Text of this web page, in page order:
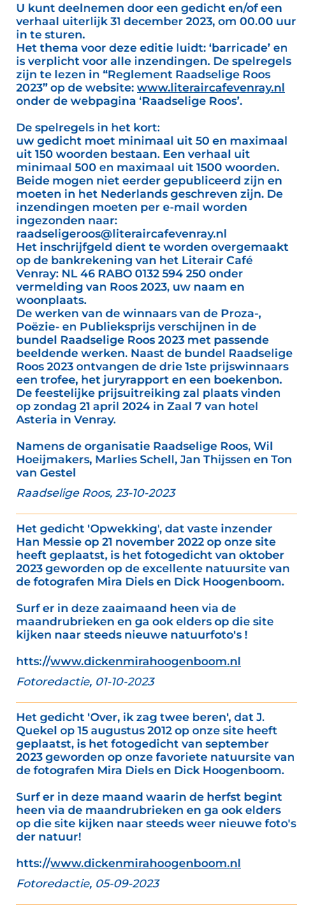
U kunt deelnemen door een gedicht en/of een
verhaal uiterlijk 31 december 2023, om 00.00 uur
in te sturen.
Het thema voor deze editie luidt: ‘barricade’ en
is verplicht voor alle inzendingen. De spelregels
zijn te lezen in “Reglement Raadselige Roos
2023” op de website: www.literaircafevenray.nl
onder de webpagina ‘Raadselige Roos’.
De spelregels in het kort:
uw gedicht moet minimaal uit 50 en maximaal
uit 150 woorden bestaan. Een verhaal uit
minimaal 500 en maximaal uit 1500 woorden.
Beide mogen niet eerder gepubliceerd zijn en
moeten in het Nederlands geschreven zijn. De
inzendingen moeten per e-mail worden
ingezonden naar:
raadseligeroos@literaircafevenray.nl
Het inschrijfgeld dient te worden overgemaakt
op de bankrekening van het Literair Café
Venray: NL 46 RABO 0132 594 250 onder
vermelding van Roos 2023, uw naam en
woonplaats.
De werken van de winnaars van de Proza-,
Poëzie- en Publieksprijs verschijnen in de
bundel Raadselige Roos 2023 met passende
beeldende werken. Naast de bundel Raadselige
Roos 2023 ontvangen de drie 1ste prijswinnaars
een trofee, het juryrapport en een boekenbon.
De feestelijke prijsuitreiking zal plaats vinden
op zondag 21 april 2024 in Zaal 7 van hotel
Asteria in Venray.
Namens de organisatie Raadselige Roos, Wil
Hoeijmakers, Marlies Schell, Jan Thijssen en Ton
van Gestel
Raadselige Roos, 23-10-2023
Het gedicht 'Opwekking', dat vaste inzender
Han Messie op 21 november 2022 op onze site
heeft geplaatst, is het fotogedicht van oktober
2023 geworden op de excellente natuursite van
de fotografen Mira Diels en Dick Hoogenboom.
Surf er in deze zaaimaand heen via de
maandrubrieken en ga ook elders op die site
kijken naar steeds nieuwe natuurfoto's !
htts://www.dickenmirahoogenboom.nl
Fotoredactie, 01-10-2023
Het gedicht 'Over, ik zag twee beren', dat J.
Quekel op 15 augustus 2012 op onze site heeft
geplaatst, is het fotogedicht van september
2023 geworden op onze favoriete natuursite van
de fotografen Mira Diels en Dick Hoogenboom.
Surf er in deze maand waarin de herfst begint
heen via de maandrubrieken en ga ook elders
op die site kijken naar steeds weer nieuwe foto's
der natuur!
htts://www.dickenmirahoogenboom.nl
Fotoredactie, 05-09-2023